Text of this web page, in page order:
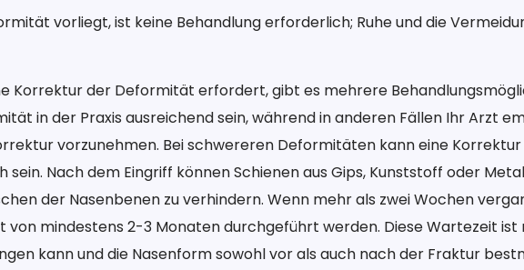
vorliegt, ist keine Behandlung erforderlich; Ruhe und die
Korrektur der Deformität erfordert, gibt es mehrere
in der Praxis ausreichend sein, während in anderen Fällen Ihr Arzt
vorzunehmen. Bei schwereren Deformitäten kann eine
Nach dem Eingriff können Schienen aus Gips, Kunststoff oder
der Nasenbenen zu verhindern. Wenn mehr als zwei Wochen
mindestens 2-3 Monaten durchgeführt werden. Diese Wartezeit ist
kann und die Nasenform sowohl vor als auch nach der Fraktur